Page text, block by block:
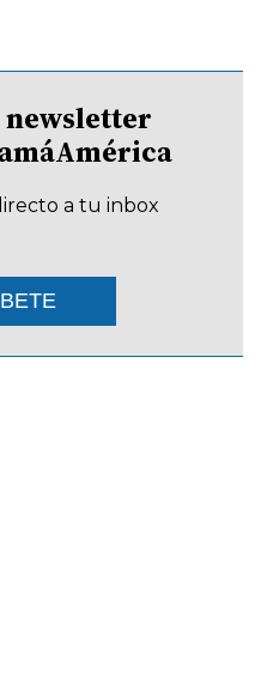
newsletter
a tu inbox